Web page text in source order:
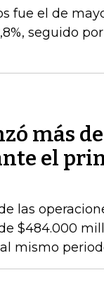
fue el de
seguido
más
el
las
$484.000
mismo